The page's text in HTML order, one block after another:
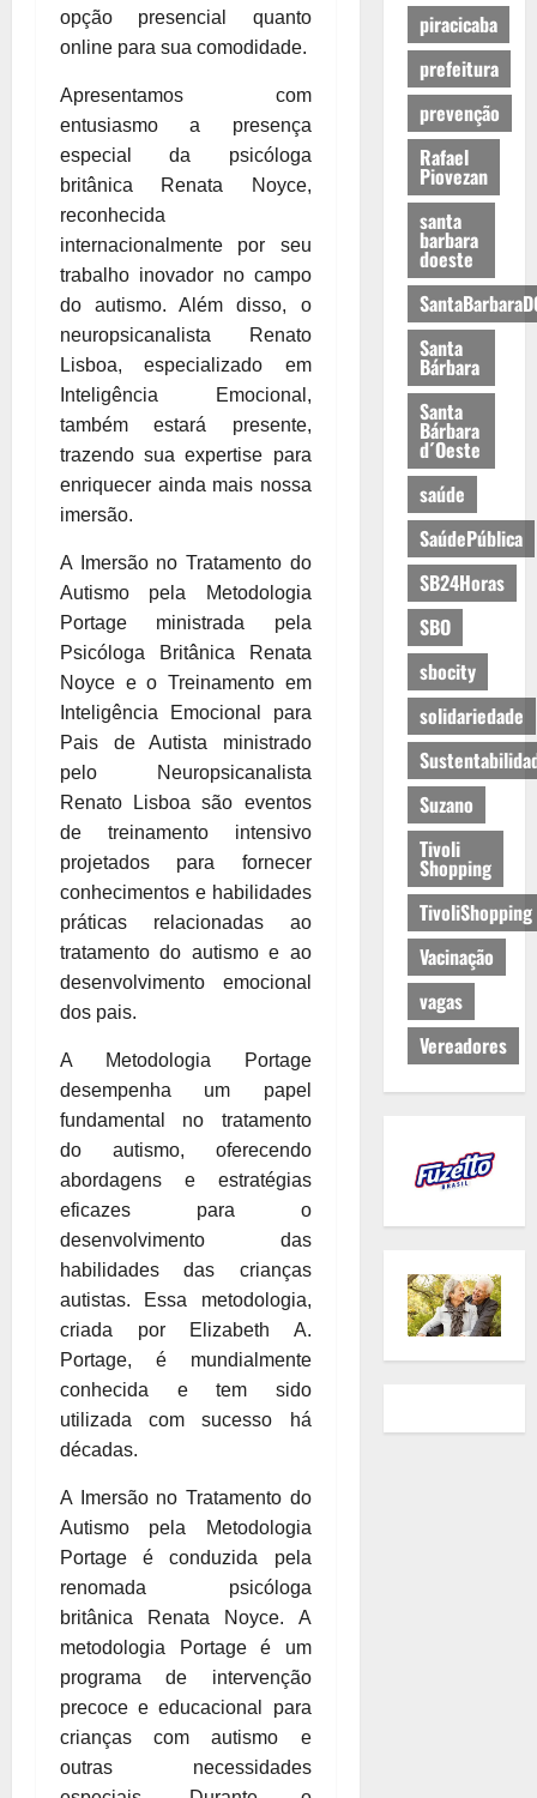
opção presencial quanto
online para sua comodidade.
Apresentamos com
entusiasmo a presença
especial da psicóloga
britânica Renata Noyce,
reconhecida
internacionalmente por seu
trabalho inovador no campo
do autismo. Além disso, o
neuropsicanalista Renato
Lisboa, especializado em
Inteligência Emocional,
também estará presente,
trazendo sua expertise para
enriquecer ainda mais nossa
imersão.
A Imersão no Tratamento do
Autismo pela Metodologia
Portage ministrada pela
Psicóloga Britânica Renata
Noyce e o Treinamento em
Inteligência Emocional para
Pais de Autista ministrado
pelo Neuropsicanalista
Renato Lisboa são eventos
de treinamento intensivo
projetados para fornecer
conhecimentos e habilidades
práticas relacionadas ao
tratamento do autismo e ao
desenvolvimento emocional
dos pais.
A Metodologia Portage
desempenha um papel
fundamental no tratamento
do autismo, oferecendo
abordagens e estratégias
eficazes para o
desenvolvimento das
habilidades das crianças
autistas. Essa metodologia,
criada por Elizabeth A.
Portage, é mundialmente
conhecida e tem sido
utilizada com sucesso há
décadas.
A Imersão no Tratamento do
Autismo pela Metodologia
Portage é conduzida pela
renomada psicóloga
britânica Renata Noyce. A
metodologia Portage é um
programa de intervenção
precoce e educacional para
crianças com autismo e
outras necessidades
piracicaba
prefeitura
prevenção
Rafael
Piovezan
santa
barbara
doeste
Santa
Bárbara
Santa
Bárbara
d´Oeste
saúde
SaúdePública
SB24Horas
SBO
sbocity
solidariedade
Suzano
Tivoli
Shopping
TivoliShopping
Vacinação
vagas
Vereadores